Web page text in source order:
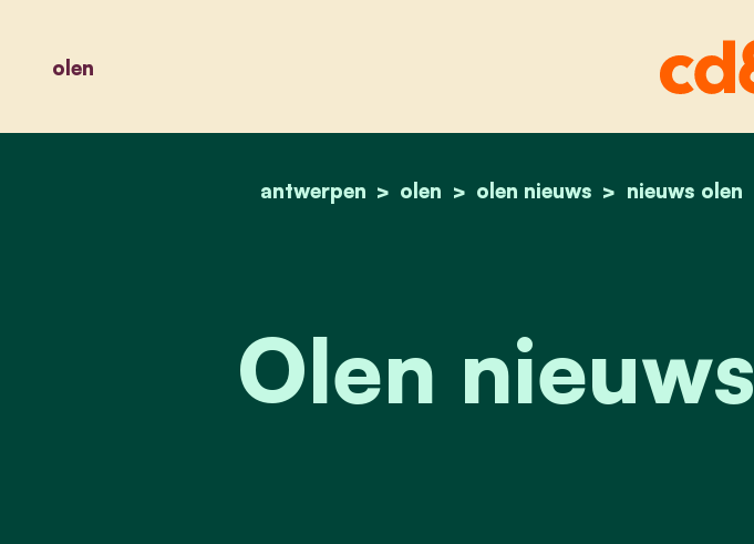
olen
home
antwerpen olen olen nieuws nieuws olen
olen nieuws
Olen nieuws